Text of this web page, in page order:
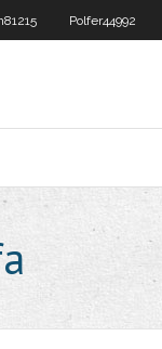
Polfer44992